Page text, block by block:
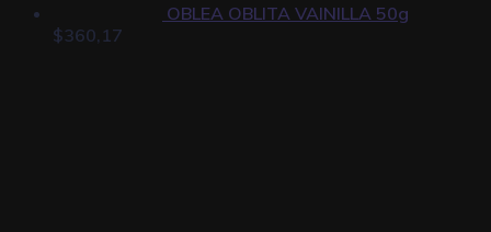
OBLEA OBLITA VAINILLA 50g
$360,17